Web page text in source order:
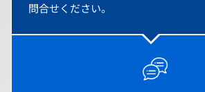
問合せください。